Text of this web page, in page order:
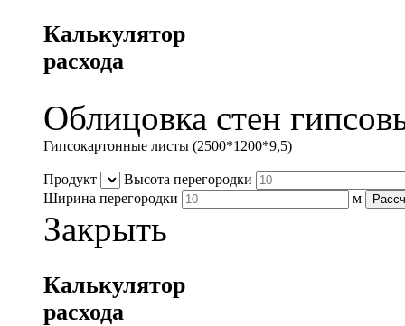
Калькулятор
расхода
Облицовка стен
Гипсокартонные листы (2500*1200*9,5)
Продукт
Высота перегородки
Ширина перегородки
м
Закрыть
Калькулятор
расхода